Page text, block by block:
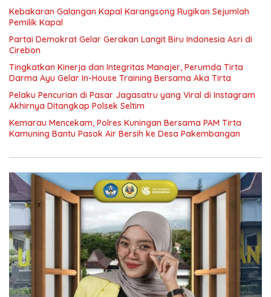
Kebakaran Galangan Kapal Karangsong Rugikan Sejumlah
Pemilik Kapal
Partai Demokrat Gelar Gerakan Langit Biru Indonesia Asri di
Cirebon
‎Tingkatkan Kinerja dan Integritas Manajer, Perumda Tirta
Darma Ayu Gelar In-House Training Bersama Aka Tirta ‎
Pelaku Pencurian di Pasar Jagasatru yang Viral di Instagram
Akhirnya Ditangkap Polsek Seltim
Kemarau Mencekam, Polres Kuningan Bersama PAM Tirta
Kamuning Bantu Pasok Air Bersih ke Desa Pakembangan